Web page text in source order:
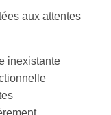
aux attentes
inexistante